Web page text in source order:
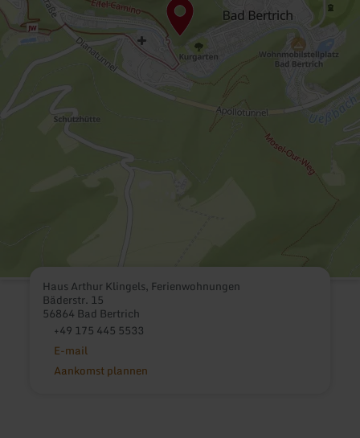
Haus Arthur Klingels, Ferienwohnungen
Bäderstr. 15
56864 Bad Bertrich
+49 175 445 5533
E-mail
Aankomst plannen